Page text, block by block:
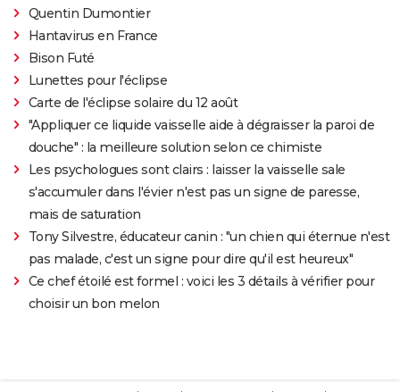
Quentin Dumontier
Hantavirus en France
Bison Futé
Lunettes pour l'éclipse
Carte de l'éclipse solaire du 12 août
"Appliquer ce liquide vaisselle aide à dégraisser la paroi de
douche" : la meilleure solution selon ce chimiste
Les psychologues sont clairs : laisser la vaisselle sale
s'accumuler dans l'évier n'est pas un signe de paresse,
mais de saturation
Tony Silvestre, éducateur canin : "un chien qui éternue n'est
pas malade, c'est un signe pour dire qu'il est heureux"
Ce chef étoilé est formel : voici les 3 détails à vérifier pour
choisir un bon melon